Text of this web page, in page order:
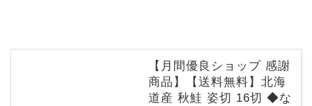
【月間優良ショップ 感謝
商品】【送料無料】北海
道産 秋鮭 姿切 16切 ◆な